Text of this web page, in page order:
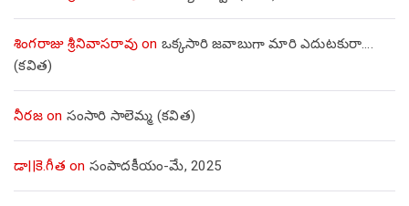
శింగరాజు శ్రీనివాసరావుon ఒక్కసారి జవాబుగా మారి ఎదుటకురా….
(కవిత)
నీరజon సంసారి సాలెమ్మ (కవిత)
డా||కె.గీత on సంపాదకీయం-మే, 2025